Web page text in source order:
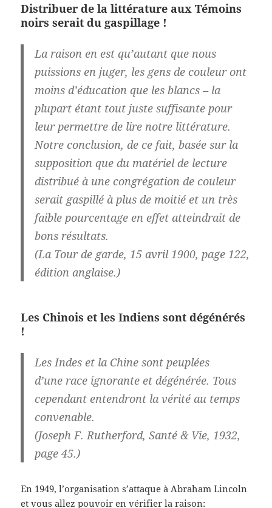
Distribuer de la littérature aux Témoins
noirs serait du gaspillage !
La raison en est qu’autant que nous
puissions en juger, les gens de couleur ont
moins d’éducation que les blancs – la
plupart étant tout juste suffisante pour
leur permettre de lire notre littérature.
Notre conclusion, de ce fait, basée sur la
supposition que du matériel de lecture
distribué à une congrégation de couleur
serait gaspillé à plus de moitié et un très
faible pourcentage en effet atteindrait de
bons résultats.
(La Tour de garde, 15 avril 1900, page 122,
édition anglaise.)
Les Chinois et les Indiens sont dégénérés
!
Les Indes et la Chine sont peuplées
d’une race ignorante et dégénérée. Tous
cependant entendront la vérité au temps
convenable.
(Joseph F. Rutherford, Santé & Vie, 1932,
page 45.)
En 1949, l’organisation s’attaque à Abraham Lincoln
et vous allez pouvoir en vérifier la raison: